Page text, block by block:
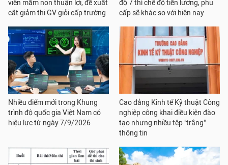
viên mầm non thuận lợi, đề xuất
cắt giảm thi GV giỏi cấp trường
độ 7 thì chế độ tiền lương, phụ
cấp sẽ khác so với hiện nay
Nhiều điểm mới trong Khung
trình độ quốc gia Việt Nam có
hiệu lực từ ngày 7/9/2026
Cao đẳng Kinh tế Kỹ thuật Công
nghiệp công khai điều kiện đào
tạo nhưng nhiều tệp "trắng"
thông tin